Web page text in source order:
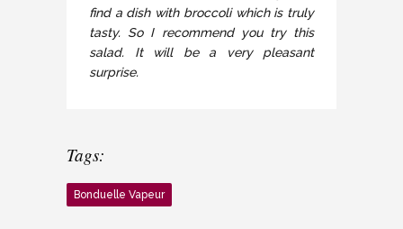
find a dish with broccoli which is truly
tasty. So I recommend you try this
salad. It will be a very pleasant
surprise.
Tags:
Bonduelle Vapeur